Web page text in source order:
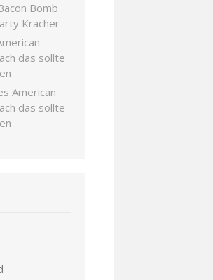
Bomb
Kracher
das sollte
American
das sollte